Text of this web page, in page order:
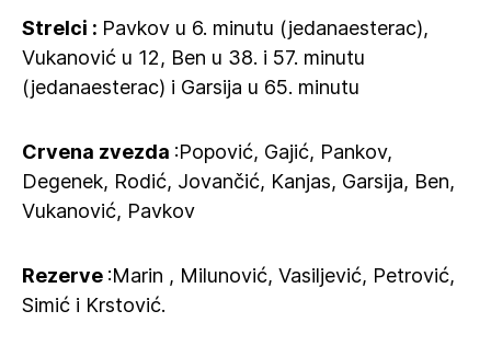
Strelci : Pavkov u 6. minutu (jedanaesterac),
Vukanović u 12, Ben u 38. i 57. minutu
(jedanaesterac) i Garsija u 65. minutu
Crvena zvezda :Popović, Gajić, Pankov,
Degenek, Rodić, Jovančić, Kanjas, Garsija, Ben,
Vukanović, Pavkov
Rezerve :Marin , Milunović, Vasiljević, Petrović,
Simić i Krstović.